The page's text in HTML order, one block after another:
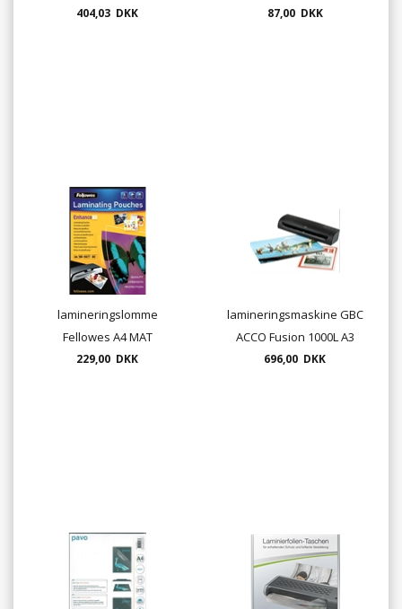
404,03 DKK
100/pk.
87,00 DKK
lamineringslomme
Fellowes A4 MAT
80micron, 100 pr. pk.
229,00 DKK
lamineringsmaskine GBC
ACCO Fusion 1000L A3
696,00 DKK